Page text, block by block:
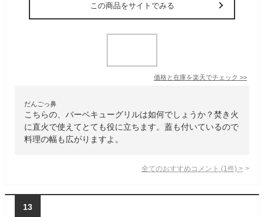
この商品をサイトでみる
価格と在庫を楽天でチェック >>
だんごっ鼻
こちらの、バーベキューグリルは如何でしょうか？焚き火
に直火で使えてとても役に立ちます。蓋も付いているので
料理の幅も広がりますよ。
全てのおすすめコメント (1 件) >
13